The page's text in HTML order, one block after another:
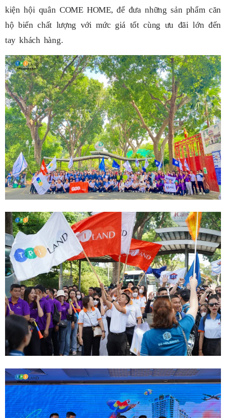
kiện hội quân COME HOME, để đưa những sản phẩm căn
hộ biển chất lượng với mức giá tốt cùng ưu đãi lớn đến
tay khách hàng.